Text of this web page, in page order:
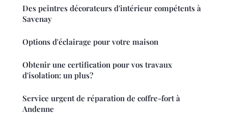
Des peintres décorateurs d'intérieur compétents à
Savenay
Options d'éclairage pour votre maison
Obtenir une certification pour vos travaux
d'isolation: un plus?
Service urgent de réparation de coffre-fort à
Andenne